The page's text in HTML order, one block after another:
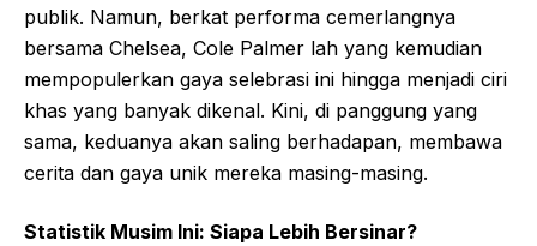
publik. Namun, berkat performa cemerlangnya
bersama Chelsea, Cole Palmer lah yang kemudian
mempopulerkan gaya selebrasi ini hingga menjadi ciri
khas yang banyak dikenal. Kini, di panggung yang
sama, keduanya akan saling berhadapan, membawa
cerita dan gaya unik mereka masing-masing.
Statistik Musim Ini: Siapa Lebih Bersinar?